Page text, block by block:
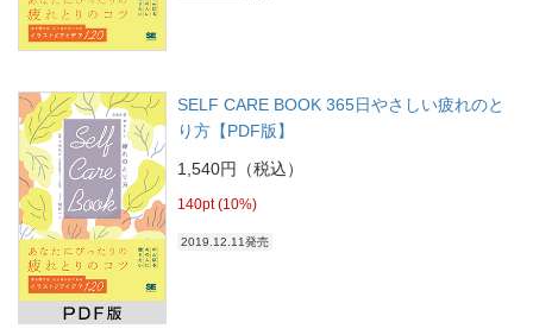
SELF CARE BOOK 365日やさしい疲れのと
り方【PDF版】
1,540円（税込）
140pt (10%)
2019.12.11発売